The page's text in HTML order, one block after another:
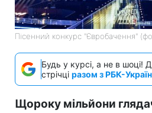
Пісенний конкурс "Євробачення"
Будь у курсі, а не в шоці!
стрічці разом з РБК-
Щороку мільйони